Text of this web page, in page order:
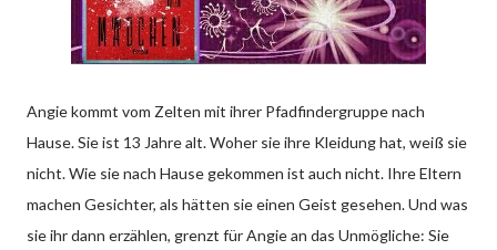
Angie kommt vom Zelten mit ihrer Pfadfindergruppe nach
Hause. Sie ist 13 Jahre alt. Woher sie ihre Kleidung hat, weiß sie
nicht. Wie sie nach Hause gekommen ist auch nicht. Ihre Eltern
machen Gesichter, als hätten sie einen Geist gesehen. Und was
sie ihr dann erzählen, grenzt für Angie an das Unmögliche: Sie